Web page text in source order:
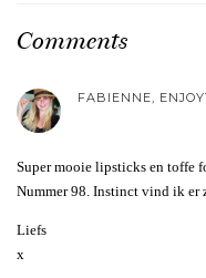
Comments
FABIENNE,
Super mooie lipsticks en toffe
Nummer 98. Instinct vind ik er
Liefs
x